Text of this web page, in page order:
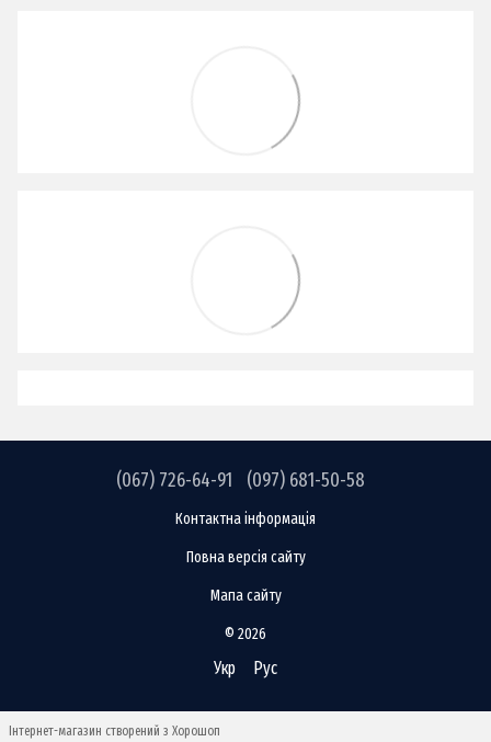
(067) 726-64-91 (097) 681-50-58
Контактна інформація
Повна версія сайту
Мапа сайту
© 2026
Укр Рус
Інтернет-магазин створений з Хорошоп